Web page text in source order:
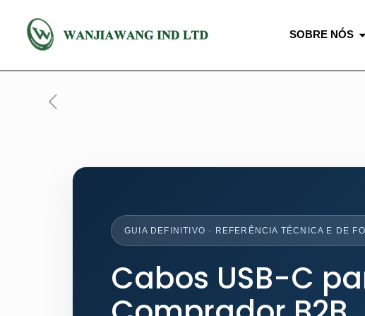
SOBRE NÓS
GUIA DEFINITIVO · REFERÊNCIA TÉCNICA E DE
Cabos USB-C